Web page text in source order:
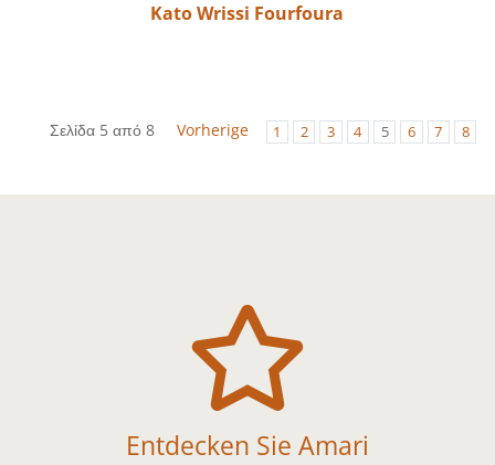
Kato Wrissi Fourfoura
Σελίδα 5 από 8 Vorherige 1 2 3 4 5 6 7 8

Entdecken Sie Amari